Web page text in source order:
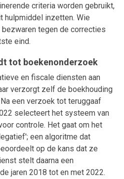
criteria worden gebruikt,
hulpmiddel inzetten. Wie
tegen de correcties
eind.
tot boekenonderzoek
en fiscale diensten aan
verzorgt zelf de boekhouding
een verzoek tot teruggaaf
selecteert het systeem van
controle. Het gaat om het
een algoritme dat
op de kans dat ze
stelt daarna een
jaren 2018 tot en met 2022.